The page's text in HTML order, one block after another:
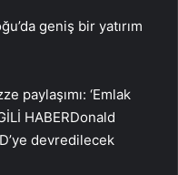
geniş bir yatırım
paylaşımı: ‘Emlak
HABERDonald
devredilecek